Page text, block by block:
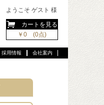
ようこそ ゲスト 様
カートを見る
￥0 (0点)
会社案内
採用情報